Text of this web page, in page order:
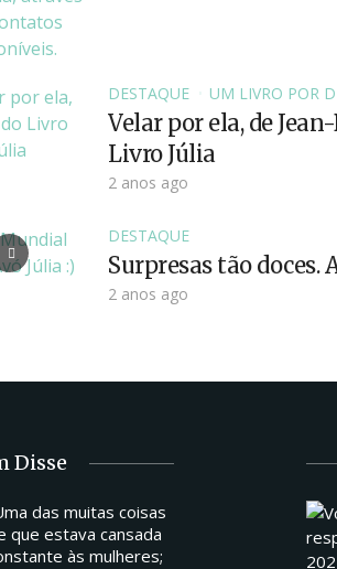
DESTAQUE UM LIVRO POR
Velar por ela, de
Livro Júlia
2 anos ago
DESTAQUE
Surpresas tão doces.
2 anos ago
Disse
das muitas coisas
que estava cansada
às mulheres;